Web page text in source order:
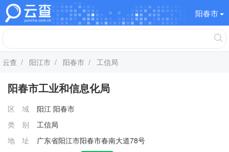
阳春市
云查 / 阳江市 / 阳春市 / 工信局
阳春市工业和信息化局
区 域 阳江 阳春市
类 别
工信局
地 址
广东省阳江市阳春市春南大道78号